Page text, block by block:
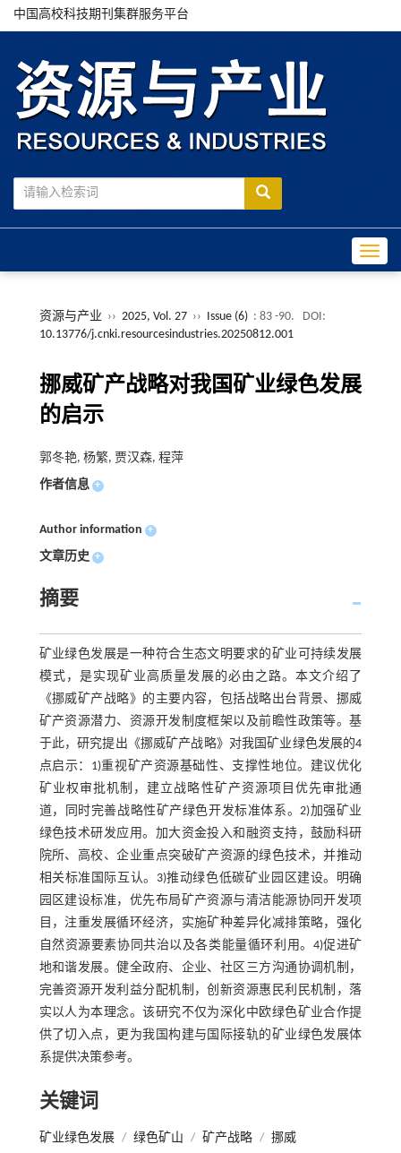
中国高校科技期刊集群服务平台
资源与产业 ›› 2025, Vol. 27 ›› Issue (6) : 83 -90.
DOI:
10.13776/j.cnki.resourcesindustries.20250812.001
挪威矿产战略对我国矿业绿色发展
的启示
郭冬艳, 杨繁, 贾汉森, 程萍
作者信息 +
Author information +
文章历史 +
摘要
矿业绿色发展是一种符合生态文明要求的矿业可持续发展
模式，是实现矿业高质量发展的必由之路。本文介绍了
《挪威矿产战略》的主要内容，包括战略出台背景、挪威
矿产资源潜力、资源开发制度框架以及前瞻性政策等。基
于此，研究提出《挪威矿产战略》对我国矿业绿色发展的4
点启示：1)重视矿产资源基础性、支撑性地位。建议优化
矿业权审批机制，建立战略性矿产资源项目优先审批通
道，同时完善战略性矿产绿色开发标准体系。2)加强矿业
绿色技术研发应用。加大资金投入和融资支持，鼓励科研
院所、高校、企业重点突破矿产资源的绿色技术，并推动
相关标准国际互认。3)推动绿色低碳矿业园区建设。明确
园区建设标准，优先布局矿产资源与清洁能源协同开发项
目，注重发展循环经济，实施矿种差异化减排策略，强化
自然资源要素协同共治以及各类能量循环利用。4)促进矿
地和谐发展。健全政府、企业、社区三方沟通协调机制，
完善资源开发利益分配机制，创新资源惠民利民机制，落
实以人为本理念。该研究不仅为深化中欧绿色矿业合作提
供了切入点，更为我国构建与国际接轨的矿业绿色发展体
系提供决策参考。
关键词
矿业绿色发展 / 绿色矿山 / 矿产战略 / 挪威